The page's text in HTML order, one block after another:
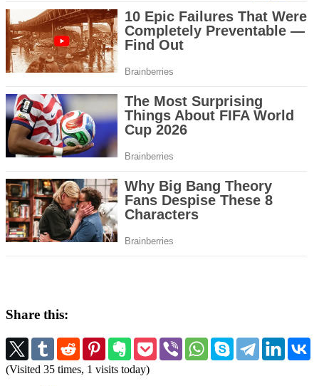
Share this:
(Visited 35 times, 1 visits today)